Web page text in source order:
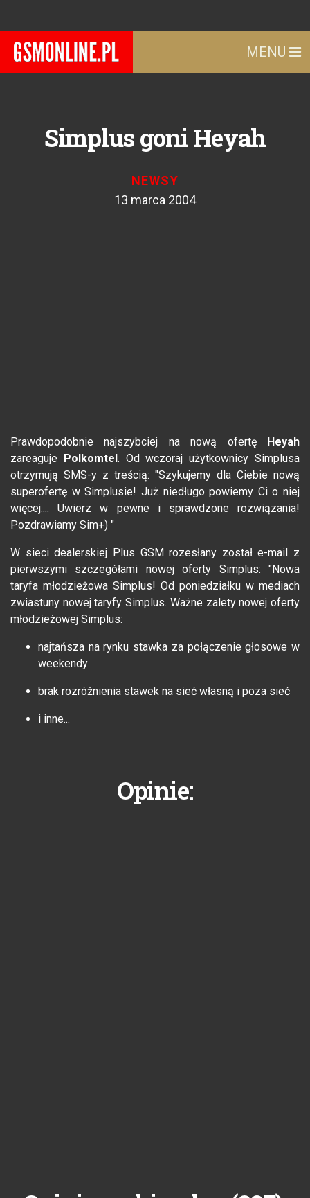
MENU
Simplus goni Heyah
NEWSY
13 marca 2004
Prawdopodobnie najszybciej na nową ofertę
Heyah
zareaguje
Polkomtel . Od wczoraj użytkownicy Simplusa
otrzymują SMS-y z treścią: "Szykujemy dla Ciebie nową
superofertę w Simplusie! Już niedługo powiemy Ci o niej
więcej.... Uwierz w pewne i sprawdzone rozwiązania!
Pozdrawiamy Sim+) "
W sieci dealerskiej Plus GSM rozesłany został e-mail z
pierwszymi szczegółami nowej oferty Simplus: "Nowa
taryfa młodzieżowa Simplus! Od poniedziałku w mediach
zwiastuny nowej taryfy Simplus. Ważne zalety nowej oferty
młodzieżowej Simplus:
najtańsza na rynku stawka za połączenie głosowe w
weekendy
brak rozróżnienia stawek na sieć własną i poza sieć
i inne...
Opinie: